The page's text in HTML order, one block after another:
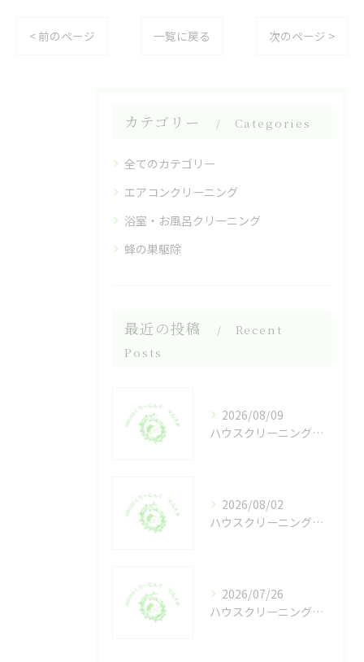
< 前のページ 一覧に戻る 次のページ >
カテゴリー Categories
全てのカテゴリー
エアコンクリーニング
浴室・お風呂クリーニング
蜂の巣駆除
最近の投稿
Recent
Posts
2026/08/09
ハウスクリーニングの納期を早めるポイントと賢いスケジュール管理法
2026/08/02
ハウスクリーニングの一覧で愛知県豊橋市清須市の業者選び方と価格相場を徹底比較
2026/07/26
ハウスクリーニング外部提携の安心ポイントと費用・品質のチェック方法